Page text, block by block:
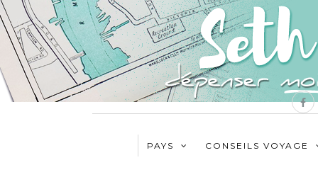
PAYS CONSEILS VOYAGE